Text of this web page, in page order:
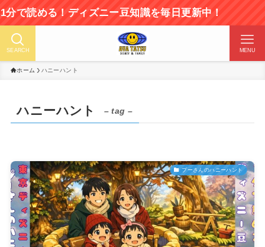
める！ディズニー豆知識を毎日更新中！
SEARCH MENU
ホーム ハニーハント
ハニーハント – tag –
プーさんのハニーハント